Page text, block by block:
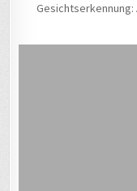
Gesichtserkennung: